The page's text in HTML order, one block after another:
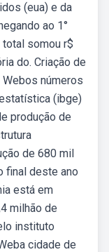
(eua) e da
ao 1°
total somou r$
do. Criação de
números
(ibge)
produção de
de 680 mil
final deste ano
está em
milhão de
instituto
cidade de